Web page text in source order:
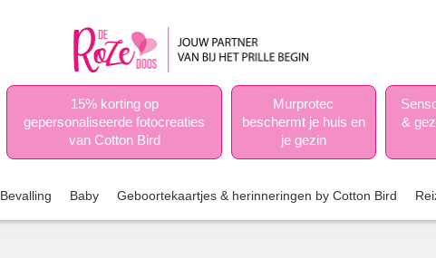
15% korting op
gepersonaliseerde fotocreaties
van Cotton Bird
Murprotec
beschermt je huis en
je gezin
&
Bevalling Baby Geboortekaartjes & herinneringen by Cotton Bird